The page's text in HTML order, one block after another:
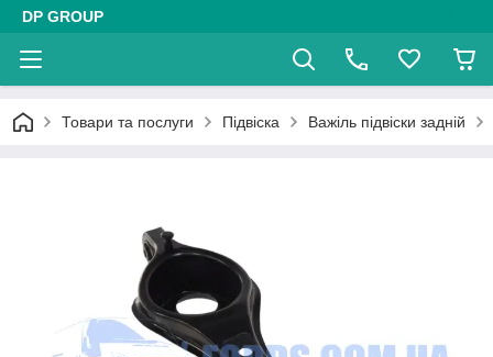
DP GROUP
Товари та послуги Підвіска Важіль підвіски задній